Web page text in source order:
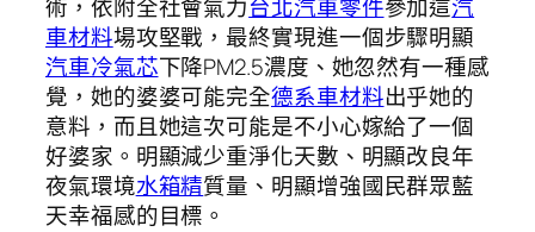
術，依附全社會氣力台北汽車零件參加這汽
車材料場攻堅戰，最終實現進一個步驟明顯
汽車冷氣芯下降PM2.5濃度、她忽然有一種感
覺，她的婆婆可能完全德系車材料出乎她的
意料，而且她這次可能是不小心嫁給了一個
好婆家。明顯減少重淨化天數、明顯改良年
夜氣環境水箱精質量、明顯增強國民群眾藍
天幸福感的目標。